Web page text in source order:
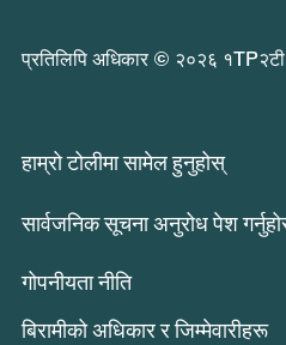
प्रतिलिपि अधिकार © २०२६
हाम्रो टोलीमा सामेल हुनुहोस्
सार्वजनिक सूचना अनुरोध पेश
गोपनीयता नीति
बिरामीको अधिकार र जिम्मेवारीहरू